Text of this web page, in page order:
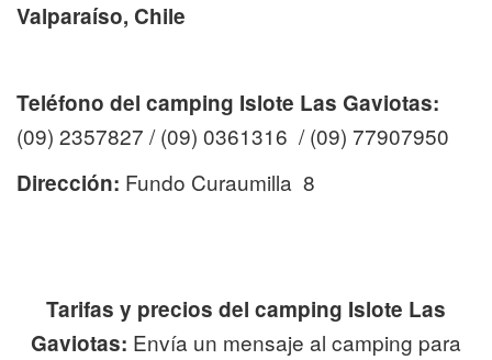
Valparaíso, Chile
Teléfono del camping Islote Las Gaviotas:
(09) 2357827 / (09) 0361316 / (09) 77907950
Dirección: Fundo Curaumilla 8
Tarifas y precios del camping Islote Las
Gaviotas: Envía un mensaje al camping para